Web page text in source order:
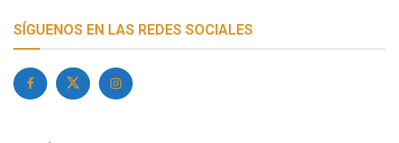
SÍGUENOS EN LAS REDES SOCIALES